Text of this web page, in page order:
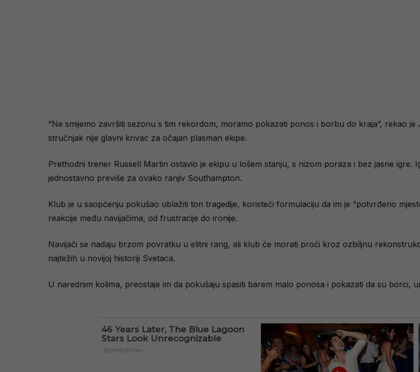
“Ne smijemo završiti sezonu s tim rekordom, moramo pokazati ponos i borbu do kraja”, rekao
stručnjak nije glavni krivac za očajan plasman ekipe.
Prethodni trener Russell Martin ostavio je ekipu u lošem stanju, s nizom poraza i bez jasne
jednostavno previše za ovako ranjiv Southampton.
Klub je u saopćenju pokušao ublažiti ton tragedije, koristeći formulaciju da im je “potvrđeno
reakcije među navijačima, od frustracije do ironije.
Navijači se nadaju brzom povratku u elitni rang, ali klub će morati proći kroz ozbiljnu
najtežih u novijoj historiji Svetaca.
U narednim kolima, preostaje im da pokušaju spasiti barem malo ponosa i pokazati da su borci,